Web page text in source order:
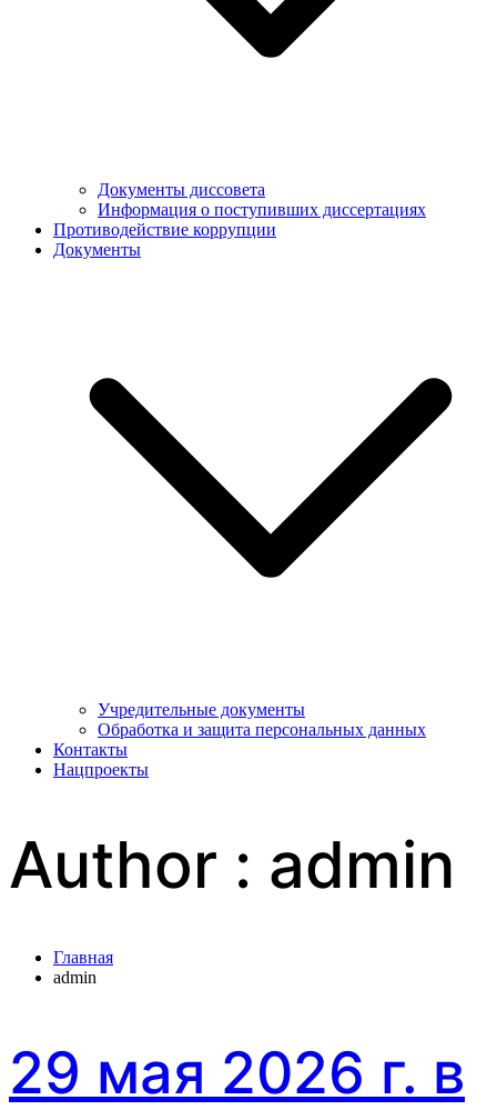
Документы диссовета
Информация о поступивших диссертациях
Противодействие коррупции
Документы
Учредительные документы
Обработка и защита персональных данных
Контакты
Нацпроекты
Author : admin
Главная
admin
29 мая 2026 г. в